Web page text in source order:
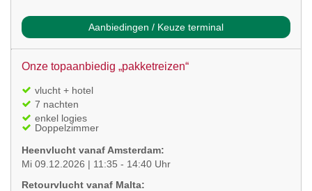
Aanbiedingen / Keuze terminal
Onze topaanbiedig „pakketreizen“
vlucht + hotel
7 nachten
enkel logies
Doppelzimmer
Heenvlucht vanaf Amsterdam:
Mi 09.12.2026 | 11:35 - 14:40 Uhr
Retourvlucht vanaf Malta: